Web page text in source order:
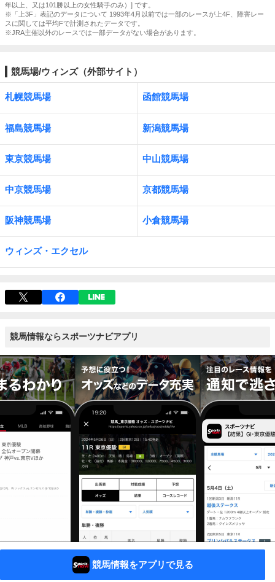
年以上、又は101勝以上の女性騎手のみ）] です。
※「上3F」表記のデータについて 1993年4月以前では一部のレースが上4F、障害レー
スに関しては平均Fで計測されたデータです。
※JRA主催以外のレースでは一部データがない場合があります。
競馬場/ウィンズ（外部サイト）
札幌競馬場 函館競馬場
福島競馬場 新潟競馬場
東京競馬場 中山競馬場
中京競馬場 京都競馬場
阪神競馬場 小倉競馬場
ウィンズ・エクセル
競馬情報ならスポーツナビアプリ
競馬情報をアプリで見る